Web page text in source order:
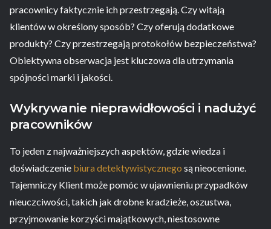
pracownicy faktycznie ich przestrzegają. Czy witają
klientów w określony sposób? Czy oferują dodatkowe
produkty? Czy przestrzegają protokołów bezpieczeństwa?
Obiektywna obserwacja jest kluczowa dla utrzymania
spójności marki i jakości.
Wykrywanie nieprawidłowości i nadużyć
pracowników
To jeden z najważniejszych aspektów, gdzie wiedza i
doświadczenie biura detektywistycznego są nieocenione.
Tajemniczy Klient może pomóc w ujawnieniu przypadków
nieuczciwości, takich jak drobne kradzieże, oszustwa,
przyjmowanie korzyści majątkowych, niestosowne